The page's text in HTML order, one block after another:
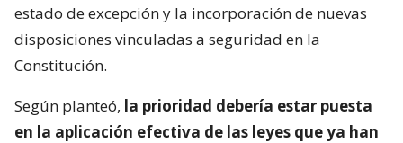
estado de excepción y la incorporación de nuevas
disposiciones vinculadas a seguridad en la
Constitución.
Según planteó, la prioridad debería estar puesta
en la aplicación efectiva de las leyes que ya han